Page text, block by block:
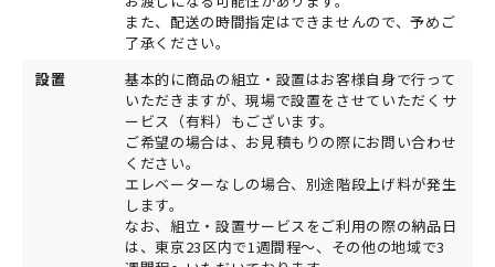
また、配送の時間指定はできませんので、予めご
了承ください。
設置
基本的に商品の組立・設置はお客様自身で行って
いただきますが、現場で設置をさせていただくサ
ービス（有料）もございます。
ご希望の場合は、お見積もりの際にお問い合わせ
ください。
エレベーターなしの場合、別途階段上げ料が発生
します。
なお、組立・設置サービスをご利用の際の納品日
は、東京23区内で1週間程～、その他の地域で3